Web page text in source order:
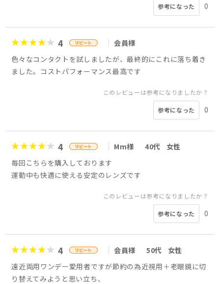
参考になった 0
4
会員様
色々なコンタクトを試しましたが、最終的にこれに落ち着き
ました。コストパフォーマンス最高です
このレビューは参考になりましたか？
参考になった 0
4 Mm様 40代
女性
毎回こちらを購入しております
運動中も快適に使える安定のレンズです
このレビューは参考になりましたか？
参考になった 0
4 会員様 50代
女性
遠近両用ワンデー愛用者ですが節約の為近視用＋老眼鏡に切
り替えてみようと思い立ち、